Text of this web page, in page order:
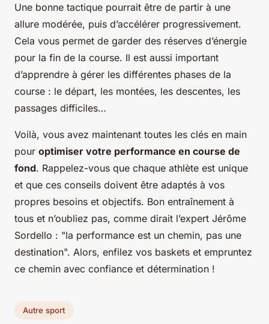
Une bonne tactique pourrait être de partir à une
allure modérée, puis d’accélérer progressivement.
Cela vous permet de garder des réserves d’énergie
pour la fin de la course. Il est aussi important
d’apprendre à gérer les différentes phases de la
course : le départ, les montées, les descentes, les
passages difficiles…
Voilà, vous avez maintenant toutes les clés en main
pour optimiser votre performance en course de
fond. Rappelez-vous que chaque athlète est unique
et que ces conseils doivent être adaptés à vos
propres besoins et objectifs. Bon entraînement à
tous et n’oubliez pas, comme dirait l’expert Jérôme
Sordello : "la performance est un chemin, pas une
destination". Alors, enfilez vos baskets et empruntez
ce chemin avec confiance et détermination !
Autre sport